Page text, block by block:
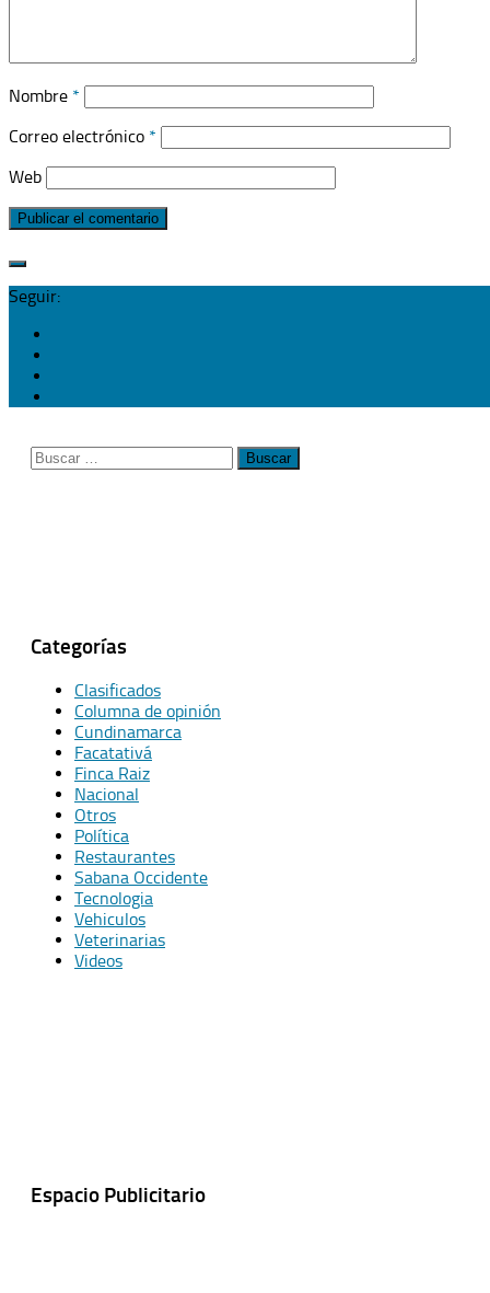
Nombre *
Correo electrónico *
Web
Seguir:
Buscar:
Categorías
Clasificados
Columna de opinión
Cundinamarca
Facatativá
Finca Raiz
Nacional
Otros
Política
Restaurantes
Sabana Occidente
Tecnologia
Vehiculos
Veterinarias
Videos
Espacio Publicitario